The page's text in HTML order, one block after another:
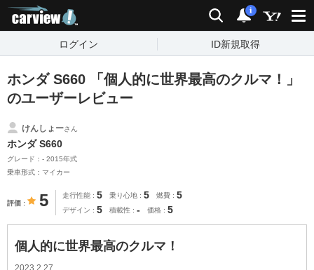
検索 通知
i
ログイン ID新規取得
ホンダ S660 「個人的に世界最高のクルマ！」
のユーザーレビュー
けんしょーさん
ホンダ S660
グレード：- 2015年式
乗車形式：マイカー
評価 5 走行性能 5 乗り心地 5 燃費 5
デザイン 5 積載性 - 価格 5
個人的に世界最高のクルマ！
2023.2.27